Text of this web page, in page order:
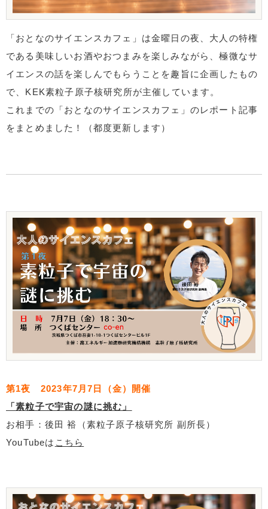
「おとなのサイエンスカフェ」は金曜日の夜、大人の特権
である美味しいお酒やおつまみを楽しみながら、極微なサ
イエンスの話を楽しんでもらうことを趣旨に企画したもの
で、KEK素粒子原子核研究所が主催しています。
これまでの「おとなのサイエンスカフェ」のレポート記事
をまとめました！（都度更新します）
第1夜 2023年7月7日（金）開催
「素粒子で宇宙の謎に挑む」
お相手：後田 裕（素粒子原子核研究所 副所長）
YouTubeは こちら